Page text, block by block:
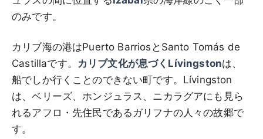
のみです。
カリブ海の港はPuerto BarriosとSanto Tomás de
Castillaです。
カリブ文化が息づくLívingstonは、
船でしか行くことのできない町です。Lívingston
は、ベリーズ、ホンジュラス、ニカラグアにも見ら
れるアフロ・先住民であるガリフナの人々の故郷で
す。